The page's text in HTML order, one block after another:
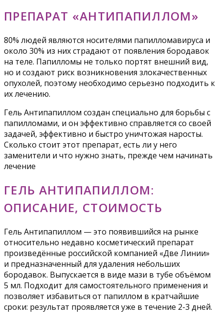
ПРЕПАРАТ «АНТИПАПИЛЛОМ»
80% людей являются носителями папилломавируса и
около 30% из них страдают от появления бородавок
на теле. Папилломы не только портят внешний вид,
но и создают риск возникновения злокачественных
опухолей, поэтому необходимо серьезно подходить к
их лечению.
Гель Антипапиллом создан специально для борьбы с
папилломами, и он эффективно справляется со своей
задачей, эффективно и быстро уничтожая наросты.
Сколько стоит этот препарат, есть ли у него
заменители и что нужно знать, прежде чем начинать
лечение
ГЕЛЬ АНТИПАПИЛЛОМ:
ОПИСАНИЕ, СТОИМОСТЬ
Гель Антипапиллом — это появившийся на рынке
относительно недавно косметический препарат
произведённые российской компанией «Две Линии»
и предназначенный для удаления небольших
бородавок. Выпускается в виде мази в тубе объёмом
5 мл. Подходит для самостоятельного применения и
позволяет избавиться от папиллом в кратчайшие
сроки: результат проявляется уже в течение 2-3 дней.